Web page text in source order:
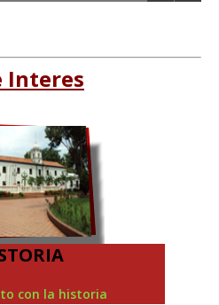
Interes
con la historia